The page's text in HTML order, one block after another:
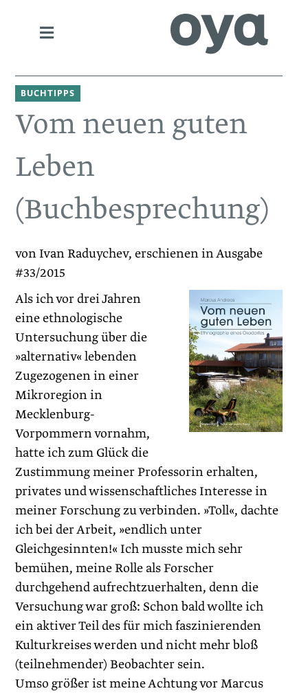
BUCHTIPPS
Vom neuen guten
Leben
(Buchbesprechung)
von Ivan Raduychev, erschienen in Ausgabe
#33/2015
Als ich vor drei Jahren
eine ethnologische
Untersuchung über die
»alternativ« lebenden
Zugezogenen in einer
Mikroregion in
Mecklenburg-
Vorpommern vornahm,
hatte ich zum Glück die
Zustimmung meiner Professorin erhalten,
privates und wissenschaftliches Interesse in
meiner Forschung zu verbinden. »Toll«, dachte
ich bei der Arbeit, »endlich unter
Gleichgesinnten!« Ich musste mich sehr
bemühen, meine Rolle als Forscher
durchgehend aufrechtzuerhalten, denn die
Versuchung war groß: Schon bald wollte ich
ein aktiver Teil des für mich faszinierenden
Kulturkreises werden und nicht mehr bloß
(teilnehmender) Beobachter sein.
Umso größer ist meine Achtung vor Marcus